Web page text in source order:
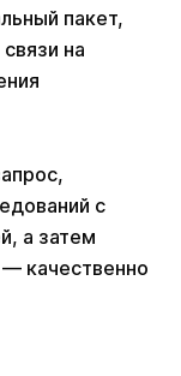
пакет,
на
с
а затем
— качественно